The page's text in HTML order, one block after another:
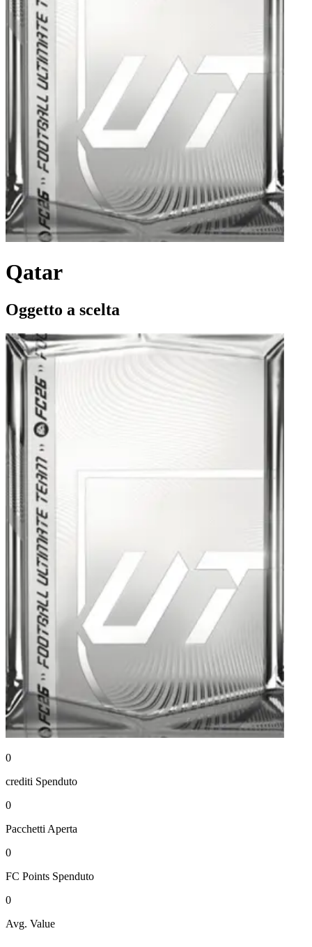
Qatar
Oggetto a scelta
0
crediti Spenduto
0
Pacchetti Aperta
0
FC Points Spenduto
0
Avg. Value